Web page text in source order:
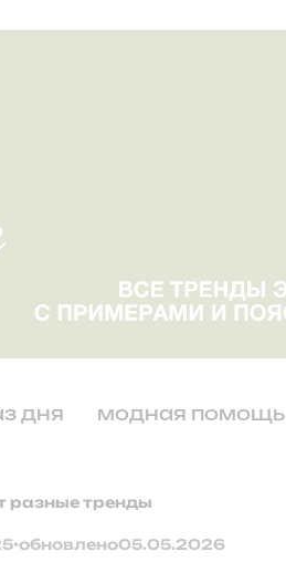
дня модная помощь
разные тренды
•обновлено05.05.2026